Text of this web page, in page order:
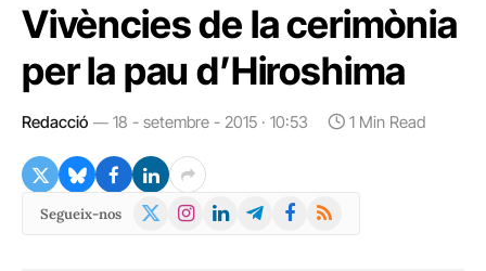
Vivències de la cerimònia
per la pau d’Hiroshima
Redacció 18 - setembre - 2015 · 10:53 1 Min Read
Segueix-nos
X
Instagram
LinkedInTelegramFacebook
RSS